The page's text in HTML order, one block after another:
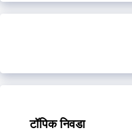
टॉपिक निवडा